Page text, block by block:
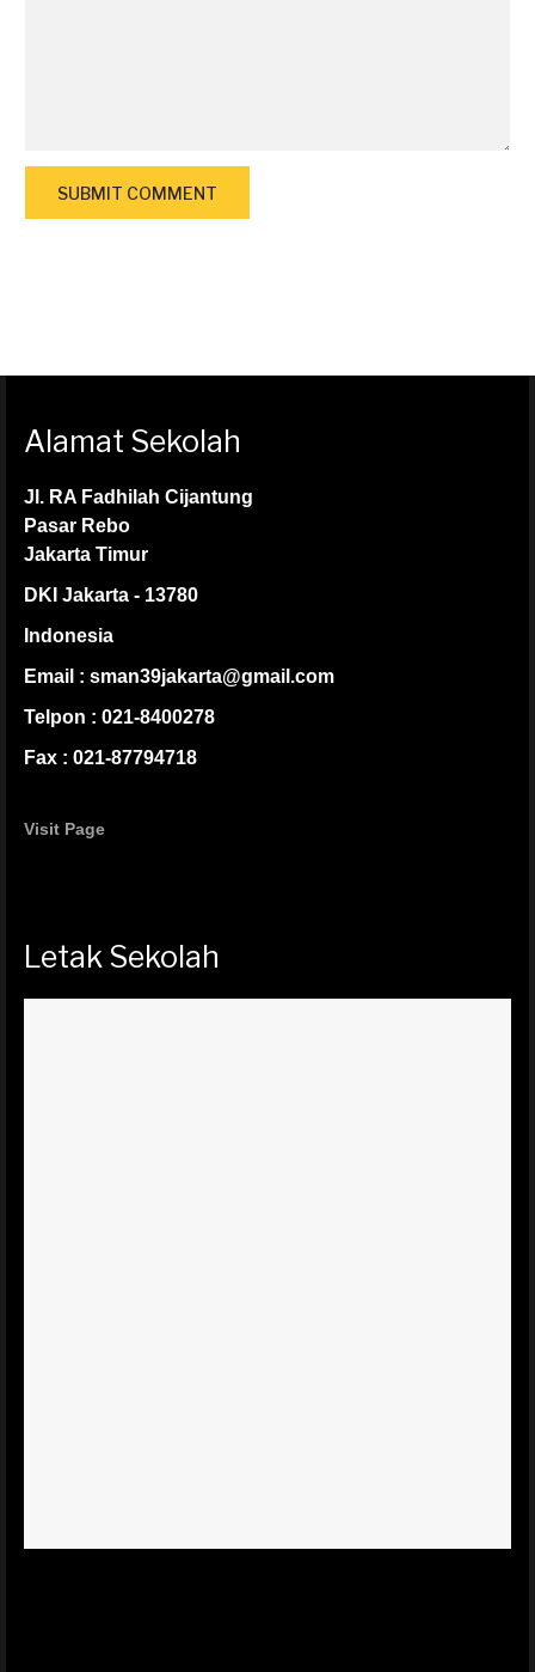
Alamat Sekolah
Jl. RA Fadhilah Cijantung
Pasar Rebo
Jakarta Timur
DKI Jakarta - 13780
Indonesia
Email : sman39jakarta@gmail.com
Telpon : 021-8400278
Fax : 021-87794718
Visit Page
Letak Sekolah